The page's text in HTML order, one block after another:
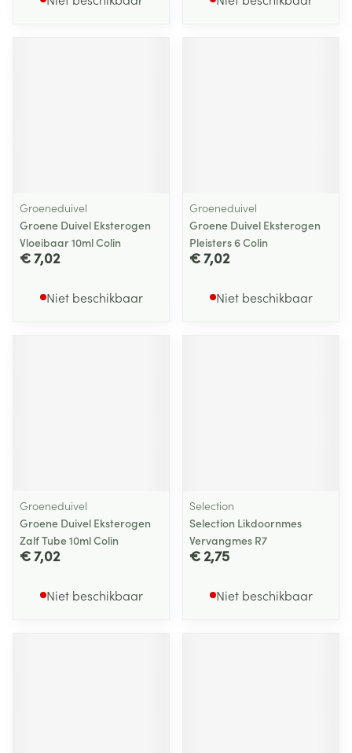
Groeneduivel
Groene Duivel Eksterogen
Vloeibaar 10ml Colin
€ 7,02
Niet beschikbaar
Groeneduivel
Groene Duivel Eksterogen
Pleisters 6 Colin
€ 7,02
Niet beschikbaar
Groeneduivel
Groene Duivel Eksterogen
Zalf Tube 10ml Colin
€ 7,02
Niet beschikbaar
Selection
Selection Likdoornmes
Vervangmes R7
€ 2,75
Niet beschikbaar